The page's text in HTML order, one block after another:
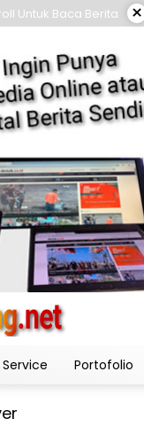
Untuk Baca Berita ×
Service Portofolio